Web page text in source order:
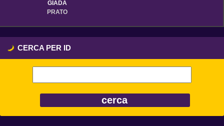
GIADA
PRATO
CERCA PER ID